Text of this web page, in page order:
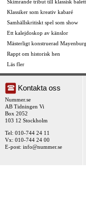
Skimrande tribut till klassisk balett
Klassiker som kreativ kabaré
Samhällskritiskt spel som show
Ett kalejdoskop av känslor
Mästerligt konstruerad Mayenburg
Rappt om historisk hen
Läs fler
Kontakta oss
Nummer.se
AB Tidningen Vi
Box 2052
103 12 Stockholm
Tel: 010-744 24 11
Vx: 010-744 24 00
E-post: info@nummer.se